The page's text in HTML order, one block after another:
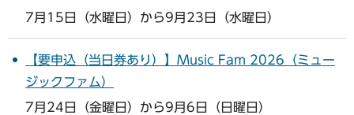
7月15日（水曜日）から9月23日（水曜日）
【要申込（当日券あり）】Music Fam 2026（ミュー
ジックファム）
7月24日（金曜日）から9月6日（日曜日）